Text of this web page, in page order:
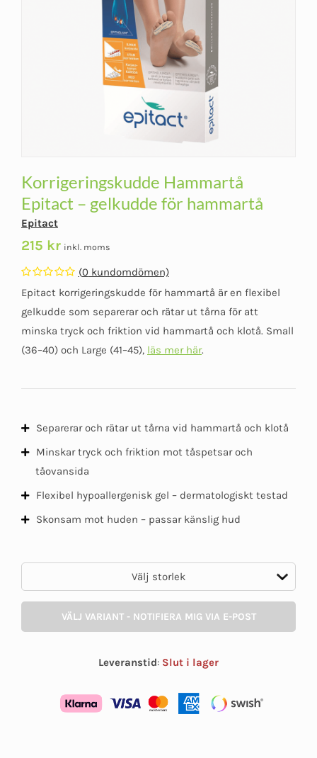
Korrigeringskudde Hammartå
Epitact – gelkudde för hammartå
Epitact
215 kr inkl. moms
Betygsatt
0
av
5
(0kundomdömen)
Epitact korrigeringskudde för hammartå är en flexibel
gelkudde som separerar och rätar ut tårna för att
minska tryck och friktion vid hammartå och klotå. Small
(36–40) och Large (41–45), läs mer här.
Separerar och rätar ut tårna vid hammartå och klotå
Minskar tryck och friktion mot tåspetsar och
tåovansida
Flexibel hypoallergenisk gel – dermatologiskt testad
Skonsam mot huden – passar känslig hud
VÄLJ VARIANT - NOTIFIERA MIG VIA E-POST
Leveranstid: Slut i lager